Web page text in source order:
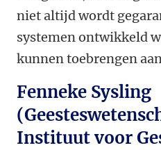
niet altijd wordt
systemen ontwikkeld
kunnen toebrengen
Fenneke Sysling
Instituut voor